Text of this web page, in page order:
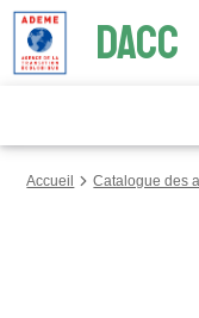
DACC
Accueil Catalogue des
Gestion des cookies